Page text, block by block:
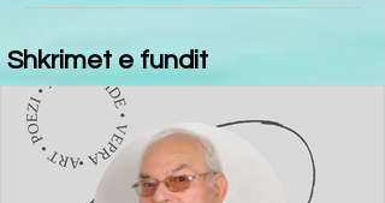
Shkrimet e fundit